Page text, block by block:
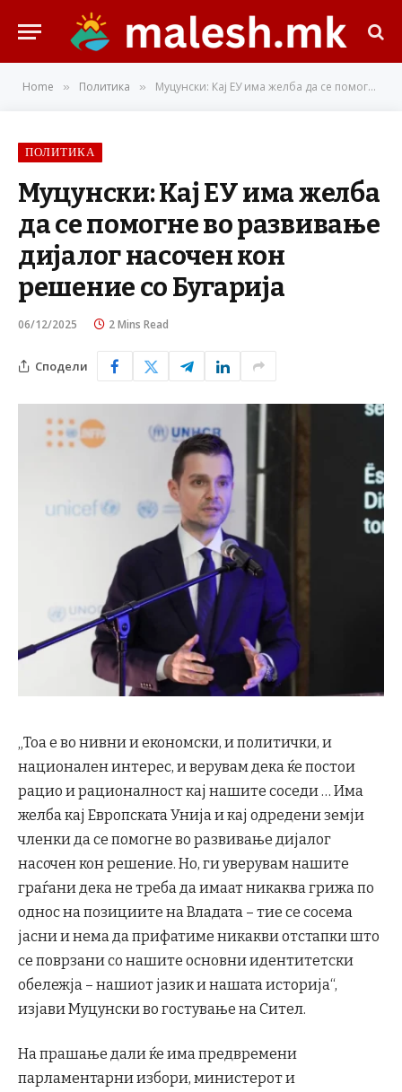
Home » Политика » Муцунски: Кај ЕУ има желба да се помогне во развивање дијалог насочен кон решение со Бугарија
ПОЛИТИКА
Муцунски: Кај ЕУ има желба
да се помогне во развивање
дијалог насочен кон
решение со Бугарија
06/12/2025 2 Mins Read
Сподели
„Тоа е во нивни и економски, и политички, и
национален интерес, и верувам дека ќе постои
рацио и рационалност кај нашите соседи … Има
желба кај Европската Унија и кај одредени земји
членки да се помогне во развивање дијалог
насочен кон решение. Но, ги уверувам нашите
граѓани дека не треба да имаат никаква грижа по
однос на позициите на Владата – тие се сосема
јасни и нема да прифатиме никакви отстапки што
се поврзани со нашите основни идентитетски
обележја – нашиот јазик и нашата историја“,
изјави Муцунски во гостување на Сител.
На прашање дали ќе има предвремени
парламентарни избори, министерот и